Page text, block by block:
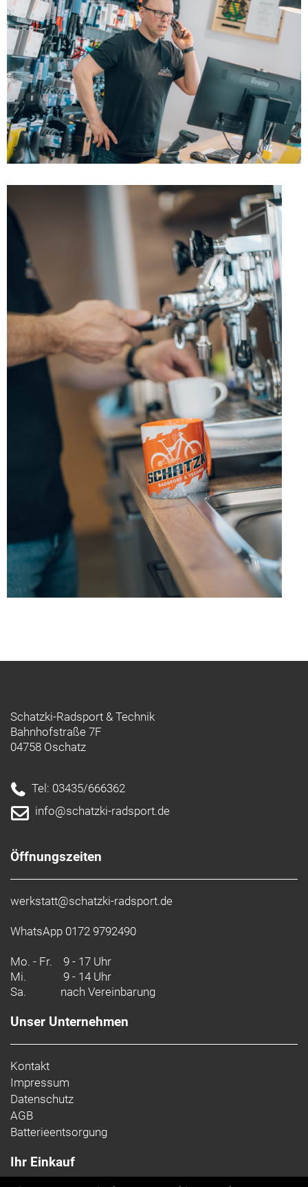
Schatzki-Radsport & Technik
Bahnhofstraße 7F
04758 Oschatz
Tel: 03435/666362
info@schatzki-radsport.de
Öffnungszeiten
werkstatt@schatzki-radsport.de
WhatsApp 0172 9792490
Mo. - Fr. 9 - 17 Uhr
Mi.
9 - 14 Uhr
Sa.
nach Vereinbarung
Unser Unternehmen
Kontakt
Impressum
Datenschutz
AGB
Batterieentsorgung
Ihr Einkauf